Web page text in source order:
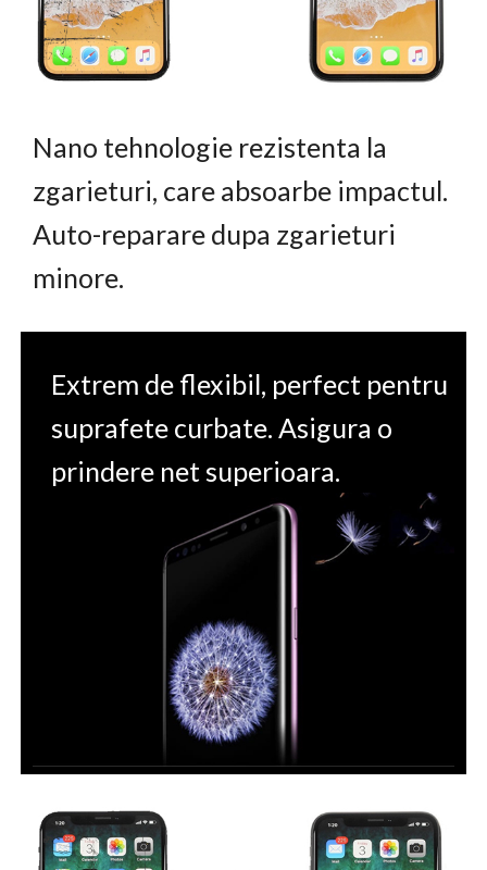
Nano tehnologie rezistenta la
zgarieturi, care absoarbe impactul.
Auto-reparare dupa zgarieturi
minore.
Extrem de flexibil, perfect pentru
suprafete curbate. Asigura o
prindere net superioara.